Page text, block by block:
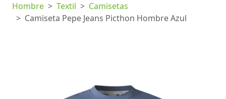
Hombre Textil
Camisetas
Camiseta Pepe Jeans Picthon Hombre Azul